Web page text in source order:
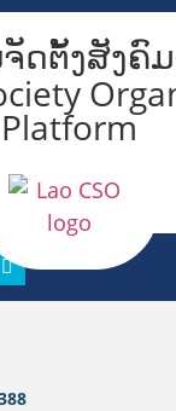
ດຕັ້ງສັງຄົ
Platform